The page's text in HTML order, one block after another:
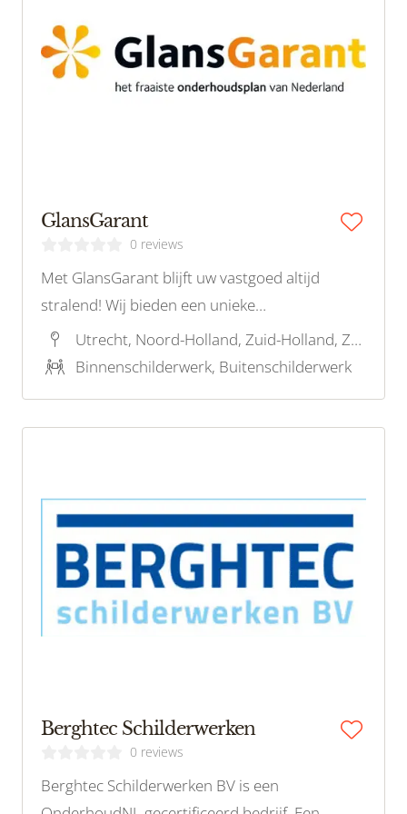
GlansGarant
0 reviews
Met GlansGarant blijft uw vastgoed altijd
stralend! Wij bieden een unieke
abonnementsdienst voor periodiek onderhoud
aan de buitenkant van uw woning of
Utrecht, Noord-Holland, Zuid-Holland, Zeeland, Groningen, Limburg, Gelderland, Flevoland, Noord-Brabant, Drenthe, Friesland, Overijssel
Binnenschilderwerk, Buitenschilderwerk
Berghtec Schilderwerken
0 reviews
Berghtec Schilderwerken BV is een